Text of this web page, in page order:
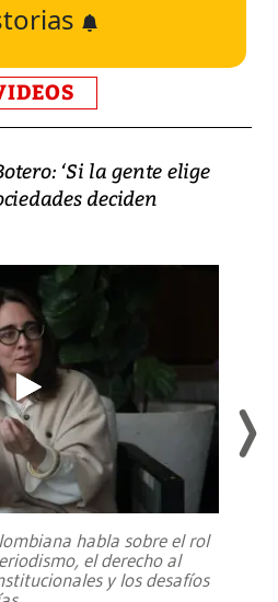
‘Si la gente elige
deciden
habla sobre el rol
el derecho al
y los desafíos